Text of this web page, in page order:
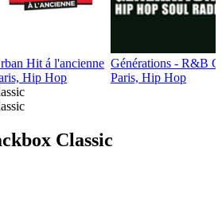
Hit á l'ancienne
Hip Hop
Générations - R&B
Paris, Hip Hop
Classic